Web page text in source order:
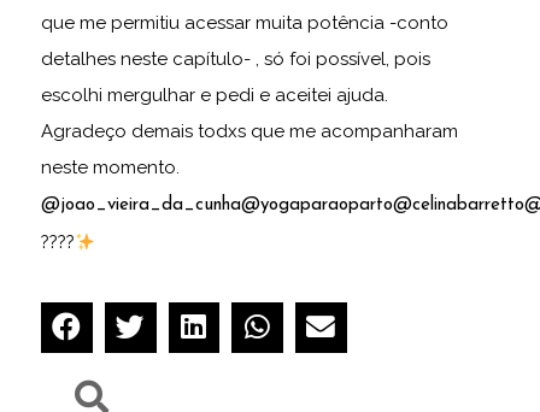
que me permitiu acessar muita potência -conto
detalhes neste capítulo- , só foi possível, pois
escolhi mergulhar e pedi e aceitei ajuda.
Agradeço demais todxs que me acompanharam
neste momento.
@joao_vieira_da_cunha@yogaparaoparto@celinabarretto
????